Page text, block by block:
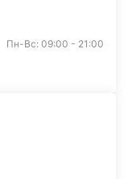
Пн-Вс: 09:00 - 21:00